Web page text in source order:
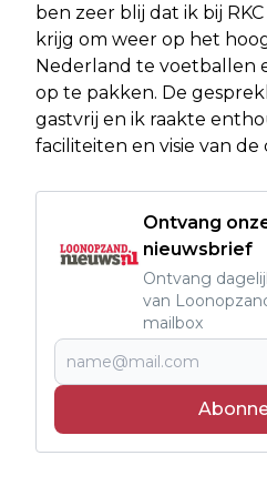
ben zeer blij dat ik bij
krijg om weer op het
Nederland te voetballen
op te pakken. De
gastvrij en ik raakte
faciliteiten en visie van de
Ontvang
nieuwsbrief
Ontvang
van
mailbox